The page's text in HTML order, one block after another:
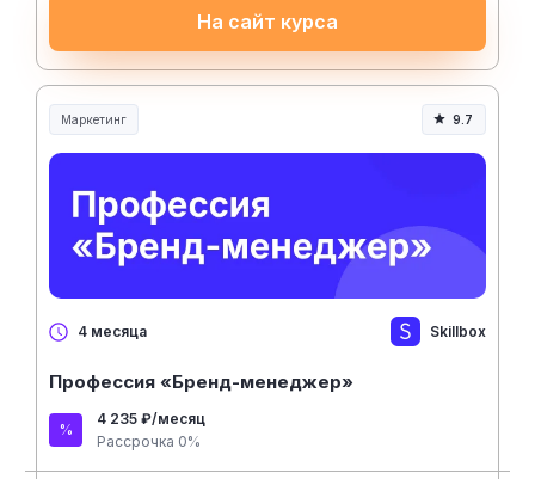
На сайт курса
Маркетинг 9.7
4 месяца Skillbox
Профессия «Бренд-менеджер»
4 235 ₽/месяц
Рассрочка 0%